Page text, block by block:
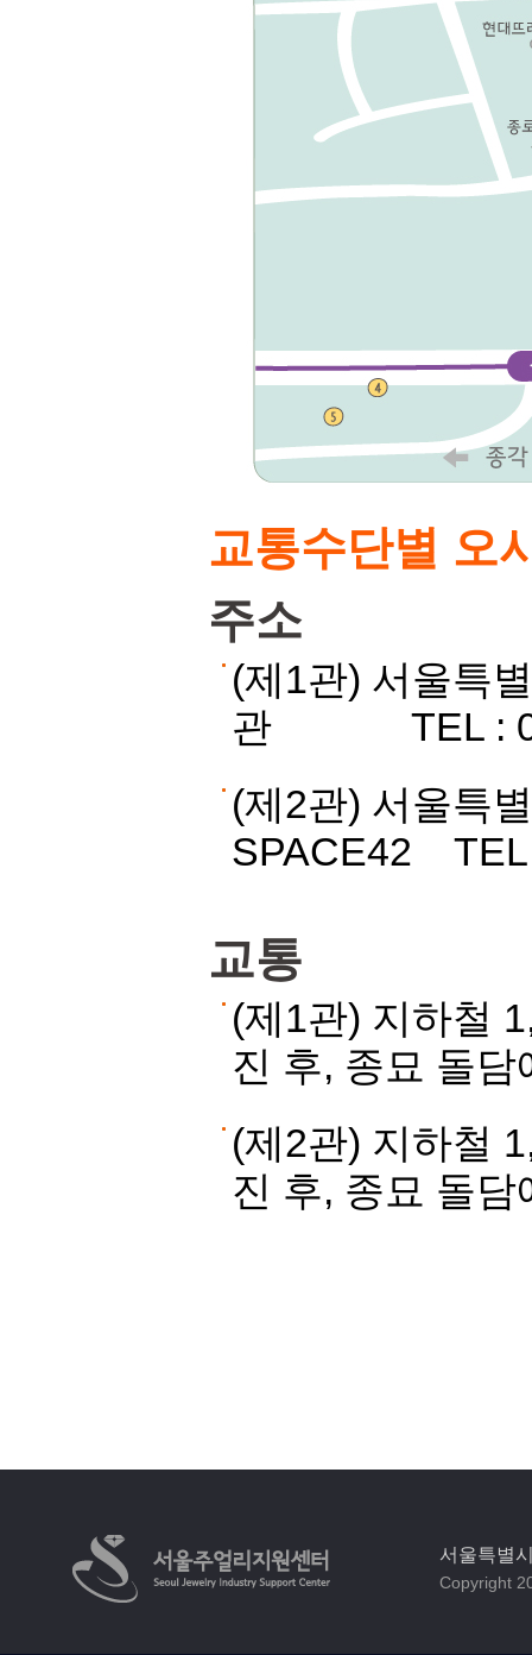
교통수단별 오
주소
(제1관) 서울특
관 TEL :
(제2관) 서울특
SPACE42 TEL
교통
(제1관) 지하철
진 후, 종묘 돌
(제2관) 지하철
진 후, 종묘 돌
서울특별
Copyright